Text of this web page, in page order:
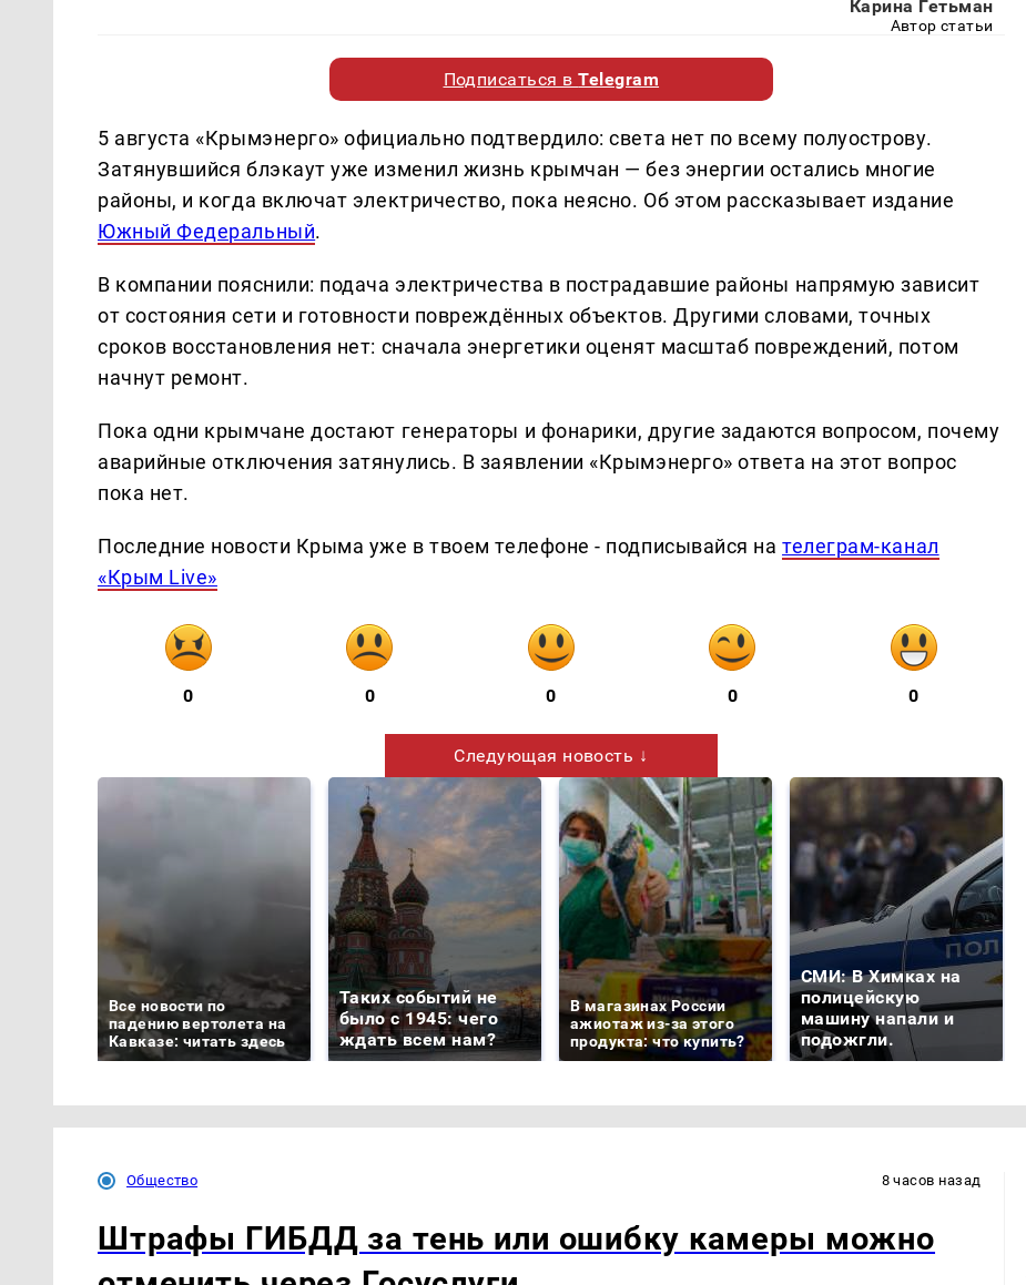
Карина Гетьман
Автор статьи
Подписаться вTelegram
5 августа «Крымэнерго» официально подтвердило: света нет по всему полуострову.
Затянувшийся блэкаут уже изменил жизнь крымчан — без энергии остались многие
районы, и когда включат электричество, пока неясно. Об этом рассказывает издание
Южный Федеральный.
В компании пояснили: подача электричества в пострадавшие районы напрямую зависит
от состояния сети и готовности повреждённых объектов. Другими словами, точных
сроков восстановления нет: сначала энергетики оценят масштаб повреждений, потом
начнут ремонт.
Пока одни крымчане достают генераторы и фонарики, другие задаются вопросом, почему
аварийные отключения затянулись. В заявлении «Крымэнерго» ответа на этот вопрос
пока нет.
Последние новости Крыма уже в твоем телефоне - подписывайся нателеграм-канал
«Крым Live»
0 0 0 0 0
Следующая новость ↓
Все новости по
падению вертолета на
Кавказе: читать здесь
Таких событий не
было с 1945: чего
ждать всем нам?
В магазинах России
ажиотаж из-за этого
продукта: что купить?
СМИ: В Химках на
полицейскую
машину напали и
подожгли.
Общество 8 часов назад
Штрафы ГИБДД за тень или ошибку камеры можно